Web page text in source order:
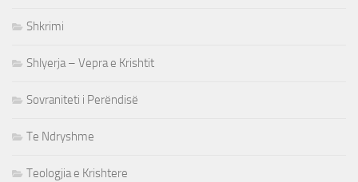
Shkrimi
Shlyerja – Vepra e Krishtit
Sovraniteti i Perëndisë
Te Ndryshme
Teologjia e Krishtere